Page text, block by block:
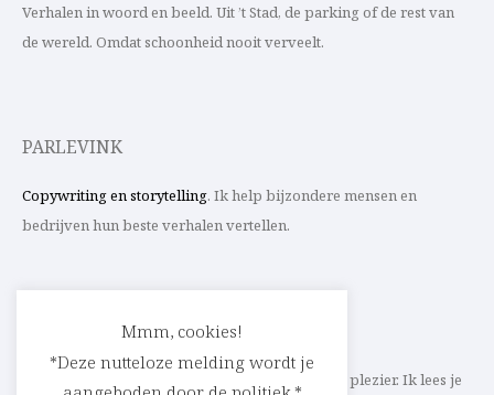
Verhalen in woord en beeld. Uit ’t Stad, de parking of de rest van
de wereld. Omdat schoonheid nooit verveelt.
PARLEVINK
Copywriting en storytelling. Ik help bijzondere mensen en
bedrijven hun beste verhalen vertellen.
Schrijf ik straks mee aan jouw verhaal? Met veel plezier. Ik lees je
Mmm, cookies!
*Deze nutteloze melding wordt je